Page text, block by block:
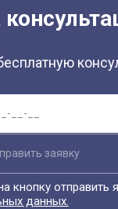
заявку
кнопку отправить
данных.